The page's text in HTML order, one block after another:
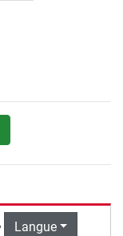
Langue